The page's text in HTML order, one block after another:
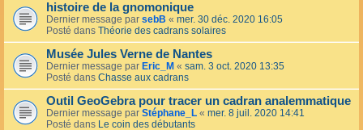
histoire de la gnomonique
Dernier message par sebB « mer. 30 déc. 2020 16:05
Posté dans Théorie des cadrans solaires
Musée Jules Verne de Nantes
Dernier message par Eric_M « sam. 3 oct. 2020 13:35
Posté dans Chasse aux cadrans
Outil GeoGebra pour tracer un cadran analemmatique
Dernier message par Stéphane_L « mer. 8 juil. 2020 14:41
Posté dans Le coin des débutants